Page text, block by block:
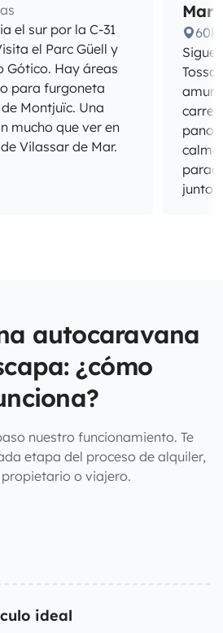
el sur por la C-31
el Parc Güell y
Gótico. Hay áreas
para furgoneta
Montjuïc. Una
mucho que ver en
Vilassar de Mar.
Mar
Sigue
Tossa
calma
junto
autocaravana
¿cómo
nuestro funcionamiento. Te
etapa del proceso de alquiler,
o viajero.
ideal